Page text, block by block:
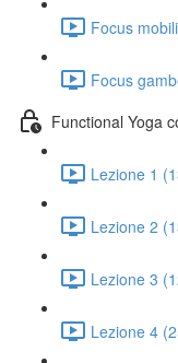
Focus
Focus
Functional Yoga
Lezione 1
Lezione 2
Lezione 3
Lezione 4